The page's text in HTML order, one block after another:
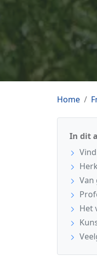
Home
In dit
Van
Het